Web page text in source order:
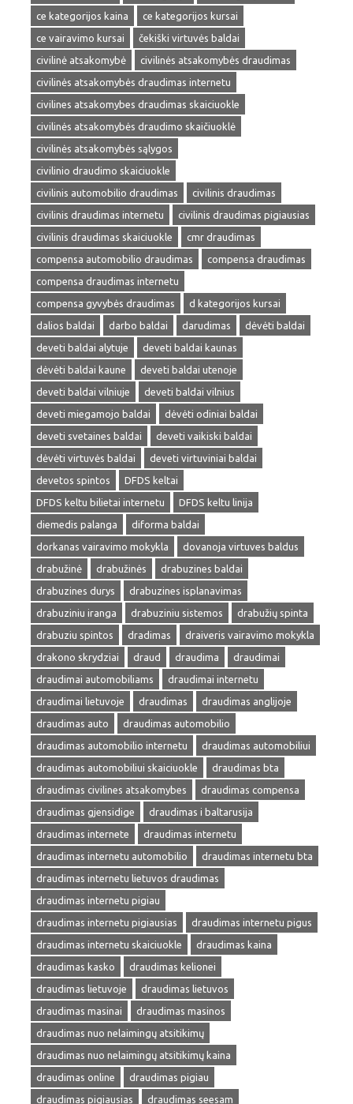
ce kategorijos kaina
ce kategorijos kursai
ce vairavimo kursai
čekiški virtuvės baldai
civilinė atsakomybė
civilinės atsakomybės draudimas
civilinės atsakomybės draudimas internetu
civilines atsakomybes draudimas skaiciuokle
civilinės atsakomybės draudimo skaičiuoklė
civilinės atsakomybės sąlygos
civilinio draudimo skaiciuokle
civilinis automobilio draudimas
civilinis draudimas
civilinis draudimas internetu
civilinis draudimas pigiausias
civilinis draudimas skaiciuokle
cmr draudimas
compensa automobilio draudimas
compensa draudimas
compensa draudimas internetu
compensa gyvybės draudimas
d kategorijos kursai
dalios baldai
darbo baldai darudimas
dėvėti baldai
deveti baldai alytuje
deveti baldai kaunas
dėvėti baldai kaune
deveti baldai utenoje
deveti baldai vilniuje
deveti baldai vilnius
deveti miegamojo baldai
dėvėti odiniai baldai
deveti svetaines baldai
deveti vaikiski baldai
dėvėti virtuvės baldai
deveti virtuviniai baldai
devetos spintos
DFDS keltai
DFDS keltu bilietai internetu
DFDS keltu linija
diemedis palanga
diforma baldai
dorkanas vairavimo mokykla
dovanoja virtuves baldus
drabužinė
drabužinės
drabuzines baldai
drabuzines durys
drabuzines isplanavimas
drabuziniu iranga
drabuziniu sistemos
drabužių spinta
drabuziu spintos
dradimas
draiveris vairavimo mokykla
drakono skrydziai
draud draudima
draudimai
draudimai automobiliams
draudimai internetu
draudimai lietuvoje
draudimas
draudimas anglijoje
draudimas auto
draudimas automobilio
draudimas automobilio internetu
draudimas automobiliui
draudimas automobiliui skaiciuokle
draudimas bta
draudimas civilines atsakomybes
draudimas compensa
draudimas gjensidige
draudimas i baltarusija
draudimas internete
draudimas internetu
draudimas internetu automobilio
draudimas internetu bta
draudimas internetu lietuvos draudimas
draudimas internetu pigiau
draudimas internetu pigiausias
draudimas internetu pigus
draudimas internetu skaiciuokle
draudimas kaina
draudimas kasko
draudimas kelionei
draudimas lietuvoje
draudimas lietuvos
draudimas masinai
draudimas masinos
draudimas nuo nelaimingų atsitikimų
draudimas nuo nelaimingų atsitikimų kaina
draudimas online
draudimas pigiau
draudimas pigiausias
draudimas seesam